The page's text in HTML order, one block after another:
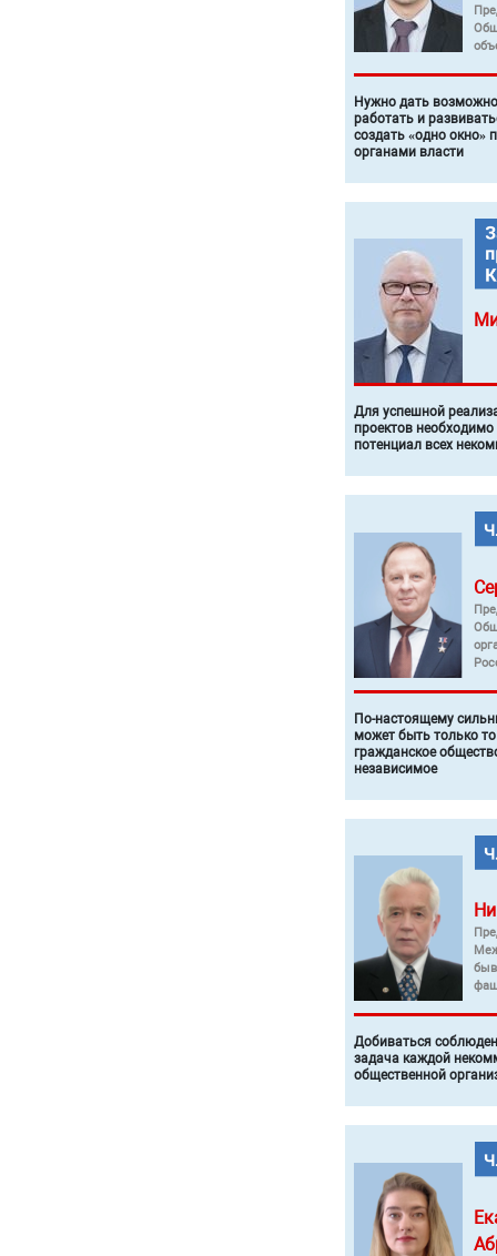
Нужно дать
работать и
создать «одно окно»
органами власти
Для успешной
проектов
потенциал всех
По-настоящему
может быть только
гражданское
независимое
Добиваться
задача каждой
общественной